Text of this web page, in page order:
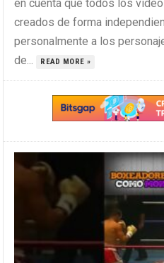
en cuenta que todos los
creados de forma
personalmente a los
de...
READ MORE »